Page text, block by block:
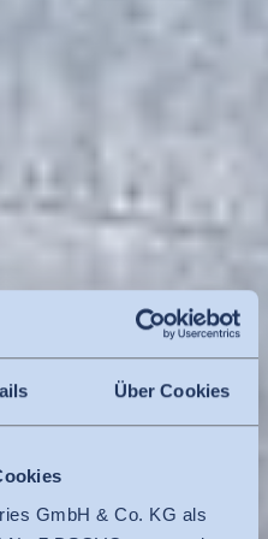
Über Cookies
GmbH & Co. KG als